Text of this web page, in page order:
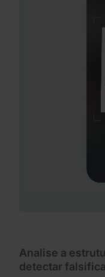
Analise a
detectar